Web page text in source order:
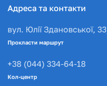
Адреса та контакти
вул. Юлії Здановської,
Прокласти маршрут
+38 (044) 334-64-18
Кол-центр